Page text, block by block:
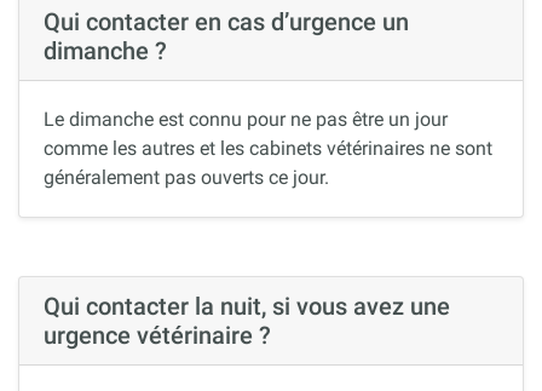
Qui contacter en cas d’urgence un
dimanche ?
Le dimanche est connu pour ne pas être un jour
comme les autres et les cabinets vétérinaires ne sont
généralement pas ouverts ce jour.
Qui contacter la nuit, si vous avez une
urgence vétérinaire ?